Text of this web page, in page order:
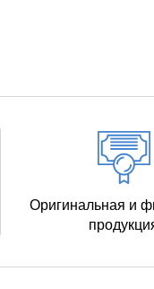
Оригинальная и